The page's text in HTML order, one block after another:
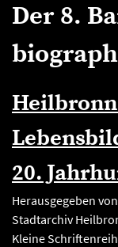
Der 8.
20.
Herausgegeben
Stadtarchiv
Kleine